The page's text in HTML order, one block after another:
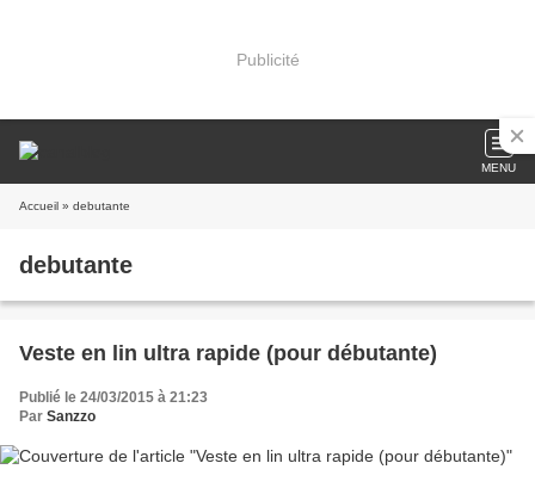
Publicité
MENU
Accueil » debutante
debutante
Veste en lin ultra rapide (pour débutante)
Publié le 24/03/2015 à 21:23
Par Sanzzo